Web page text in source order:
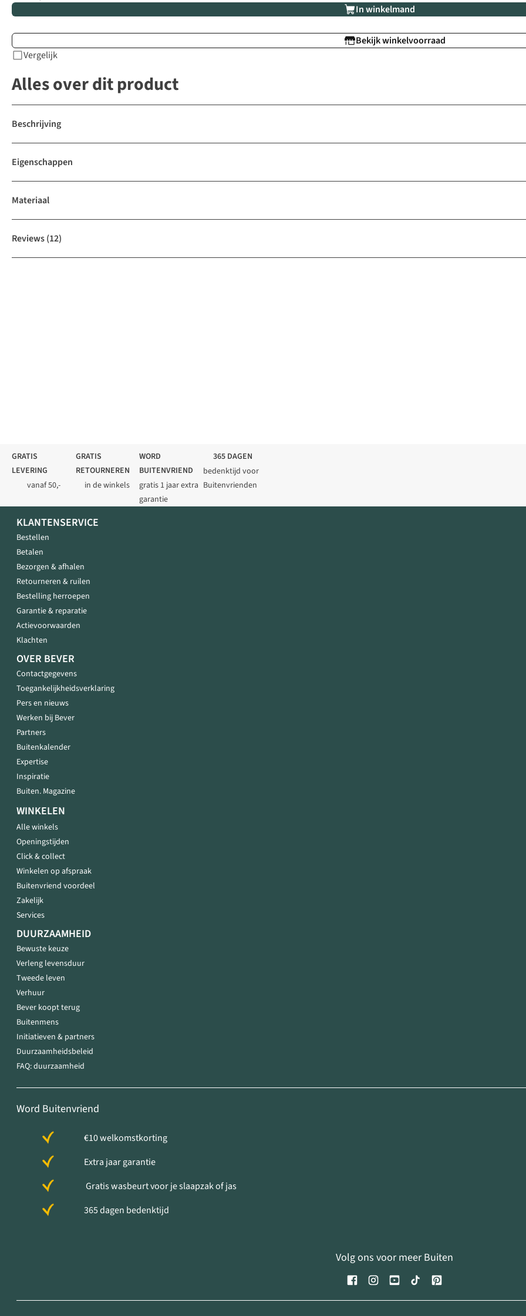
In winkelmand
Bekijk winkelvoorraad
Vergelijk
Alles over dit product
Beschrijving
Eigenschappen
Materiaal
Reviews(12)
GRATIS
LEVERING
vanaf 50,-
GRATIS
RETOURNEREN
in de winkels
WORD
BUITENVRIEND
gratis 1 jaar extra
garantie
365 DAGEN
bedenktijd voor
Buitenvrienden
KLANTENSERVICE
Bestellen
Betalen
Bezorgen & afhalen
Retourneren & ruilen
Bestelling herroepen
Garantie & reparatie
Actievoorwaarden
Klachten
OVER BEVER
Contactgegevens
Toegankelijkheidsverklaring
Pers en nieuws
Werken bij Bever
Partners
Buitenkalender
Expertise
Inspiratie
Buiten. Magazine
WINKELEN
Alle winkels
Openingstijden
Click & collect
Winkelen op afspraak
Buitenvriend voordeel
Zakelijk
Services
DUURZAAMHEID
Bewuste keuze
Verleng levensduur
Tweede leven
Verhuur
Bever koopt terug
Buitenmens
Initiatieven & partners
Duurzaamheidsbeleid
FAQ: duurzaamheid
Word Buitenvriend
€10 welkomstkorting
Extra jaar garantie
Gratis wasbeurt voor je slaapzak of jas
365 dagen bedenktijd
Volg ons voor meer Buiten